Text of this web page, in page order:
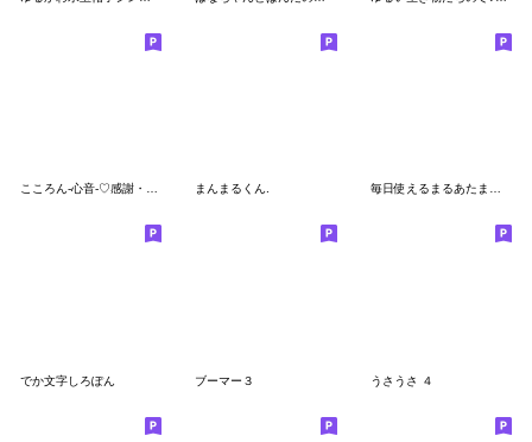
こころん-心音-♡感謝・気遣い言葉 まんまるくん. 毎日使えるまるあたまスタンプ
でか文字しろぽん ブーマー３ うさうさ ４